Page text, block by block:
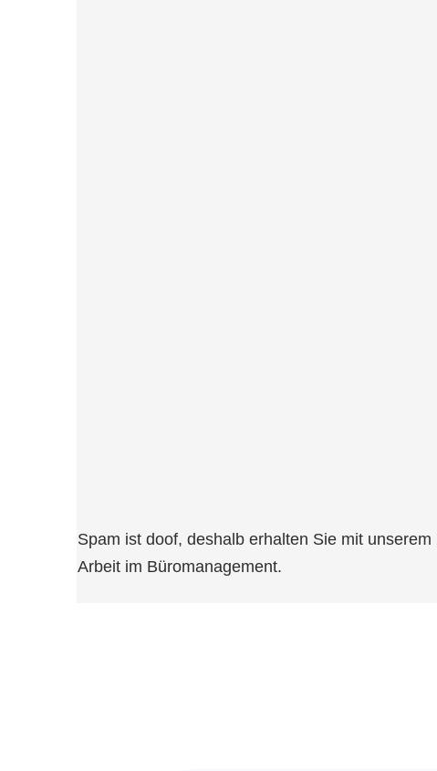
Spam ist doof, deshalb erhalten Sie mit
Arbeit im Büromanagement.